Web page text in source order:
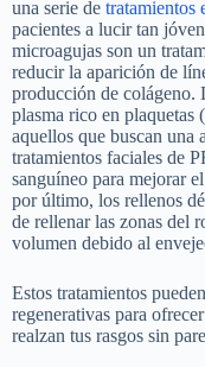
una serie de tratamientos
pacientes a lucir tan
microagujas son un
reducir la aparición de
producción de colágeno.
plasma rico en plaquetas
aquellos que buscan una
tratamientos faciales de
sanguíneo para mejorar
por último, los rellenos
de rellenar las zonas del
volumen debido al
Estos tratamientos
regenerativas para
realzan tus rasgos sin